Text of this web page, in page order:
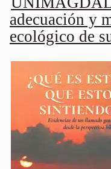
adecuación y
ecológico de